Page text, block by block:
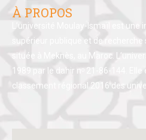
À PROPOS
L’université Moulay-Ismaïl est une
supérieur publique et de
située à Meknès, au Maroc.
1989 par le dahir nᵒ 21-86-144.
classement régional 2016 des